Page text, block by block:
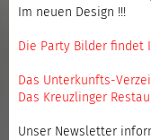
Im neuen Design !!!
Die Party Bilder findet
Das Unterkunfts-
Das Kreuzlinger
Unser Newsletter